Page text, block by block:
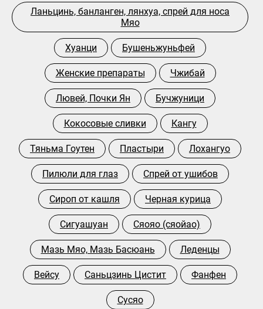
Ланьцинь, банланген, лянхуа, спрей для носа
Мяо
Хуанци Бушеньжуньфей
Женские препараты Чжибай
Лювей, Почки Ян Бучжуници
Кокосовые сливки Кангу
Тяньма Гоутен Пластыри Лохангуо
Пилюли для глаз Спрей от ушибов
Сироп от кашля Черная курица
Сигуашуан Сяояо (сяойао)
Мазь Мяо, Мазь Басюань Леденцы
Вейсу Саньцзинь Цистит Фанфен
Сусяо